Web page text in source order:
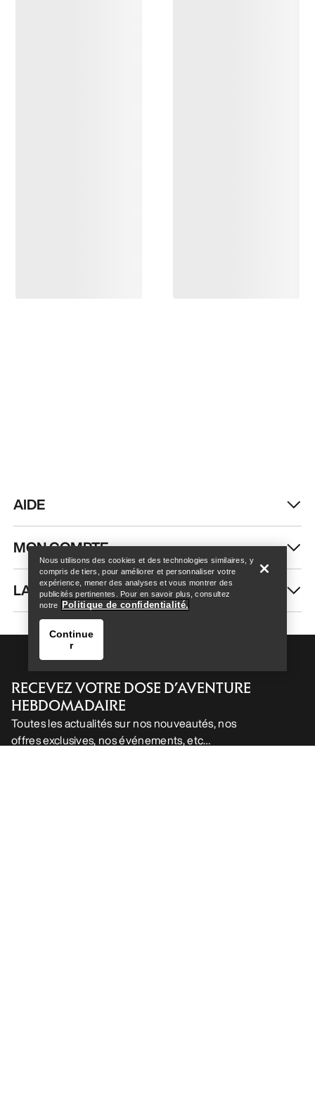
Help
Help
AIDE
MON COMPTE
LAVAGE ET RÉPARATION
RECEVEZ VOTRE DOSE D’AVENTURE
HEBDOMADAIRE
Toutes les actualités sur nos nouveautés, nos
offres exclusives, nos événements, etc…
Nous utilisons des cookies et des technologies similaires, y
compris de tiers, pour améliorer et personnaliser votre
expérience, mener des analyses et vous montrer des
publicités pertinentes. Pour en savoir plus, consultez
notre
Politique de confidentialité.
Continue
r